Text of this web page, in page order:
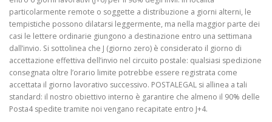
particolarmente remote o soggette a distribuzione a giorni alterni, le
tempistiche possono dilatarsi leggermente, ma nella maggior parte dei
casi le lettere ordinarie giungono a destinazione entro una settimana
dall’invio. Si sottolinea che J (giorno zero) è considerato il giorno di
accettazione effettiva dell’invio nel circuito postale: qualsiasi spedizione
consegnata oltre l’orario limite potrebbe essere registrata come
accettata il giorno lavorativo successivo. POSTALEGAL si allinea a tali
standard: il nostro obiettivo interno è garantire che almeno il 90% delle
Posta4 spedite tramite noi vengano recapitate entro J+4.